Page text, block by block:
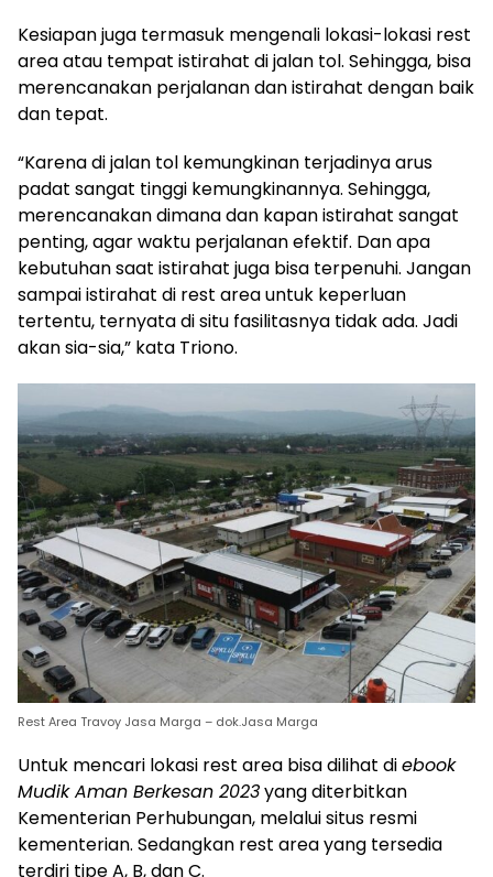
Kesiapan juga termasuk mengenali lokasi-lokasi rest
area atau tempat istirahat di jalan tol. Sehingga, bisa
merencanakan perjalanan dan istirahat dengan baik
dan tepat.
“Karena di jalan tol kemungkinan terjadinya arus
padat sangat tinggi kemungkinannya. Sehingga,
merencanakan dimana dan kapan istirahat sangat
penting, agar waktu perjalanan efektif. Dan apa
kebutuhan saat istirahat juga bisa terpenuhi. Jangan
sampai istirahat di rest area untuk keperluan
tertentu, ternyata di situ fasilitasnya tidak ada. Jadi
akan sia-sia,” kata Triono.
Rest Area Travoy Jasa Marga – dok.Jasa Marga
Untuk mencari lokasi rest area bisa dilihat diebook
Mudik Aman Berkesan 2023yang diterbitkan
Kementerian Perhubungan, melalui situs resmi
kementerian. Sedangkan rest area yang tersedia
terdiri tipe A, B, dan C.